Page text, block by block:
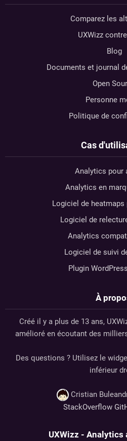
Comparez les
UXWizz
Blog
Documents et journal
Open
Personne
Politique de
Cas
Analytics pour
Analytics en
Logiciel de
Logiciel de
Analytics
Logiciel de suivi
Plugin
À
Créé il y a plus de 13 ans,
amélioré en écoutant des
Des questions ? Utilisez le
inférieur
Cristian
StackOverflow
UXWizz - Analytics